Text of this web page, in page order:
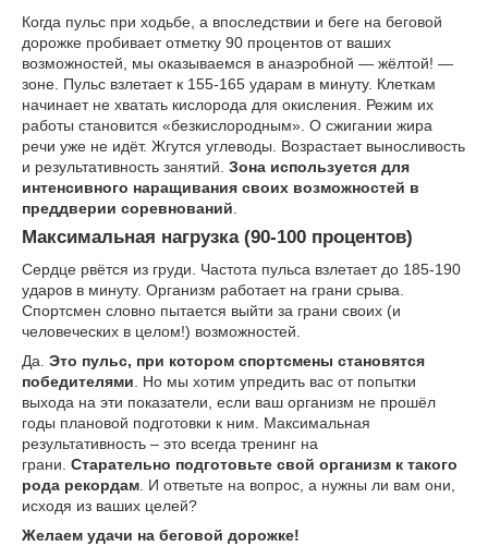
Когда пульс при ходьбе, а впоследствии и беге на беговой
дорожке пробивает отметку 90 процентов от ваших
возможностей, мы оказываемся в анаэробной — жёлтой! —
зоне. Пульс взлетает к 155-165 ударам в минуту. Клеткам
начинает не хватать кислорода для окисления. Режим их
работы становится «безкислородным». О сжигании жира
речи уже не идёт. Жгутся углеводы. Возрастает выносливость
и результативность занятий. Зона используется для
интенсивного наращивания своих возможностей в
преддверии соревнований
Максимальная нагрузка (90-100 процентов)
Сердце рвётся из груди. Частота пульса взлетает до 185-190
ударов в минуту. Организм работает на грани срыва.
Спортсмен словно пытается выйти за грани своих (и
человеческих в целом!) возможностей.
Да. Это пульс, при котором спортсмены становятся
победителями. Но мы хотим упредить вас от попытки
выхода на эти показатели, если ваш организм не прошёл
годы плановой подготовки к ним. Максимальная
результативность – это всегда тренинг на
грани. Старательно подготовьте свой организм к такого
рода рекордам. И ответьте на вопрос, а нужны ли вам они,
исходя из ваших целей?
Желаем удачи на беговой дорожке!